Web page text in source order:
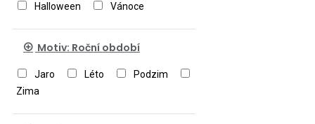
Halloween Vánoce
Motiv: Roční období
Jaro Léto
Podzim
Zima